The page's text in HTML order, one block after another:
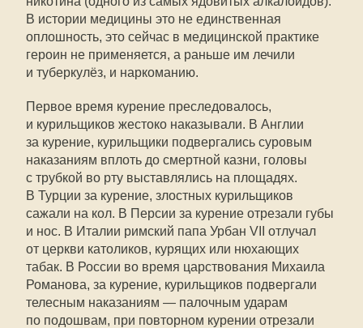
В истории медицины это не единственная
оплошность, это сейчас в медицинской практике
героин не применяется, а раньше им лечили
и туберкулёз, и наркоманию.
Первое время курение преследовалось,
и курильщиков жестоко наказывали. В Англии
за курение, курильщики подвергались суровым
наказаниям вплоть до смертной казни, головы
с трубкой во рту выставлялись на площадях.
В Турции за курение, злостных курильщиков
сажали на кол. В Персии за курение отрезали губы
и нос. В Италии римский папа Урбан VII отлучал
от церкви католиков, курящих или нюхающих
табак. В России во время царствования Михаила
Романова, за курение, курильщиков подвергали
телесным наказаниям — палочным ударам
по подошвам, при повторном курении отрезали